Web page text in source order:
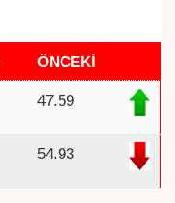
ÖNCEKİ
47.59
54.93